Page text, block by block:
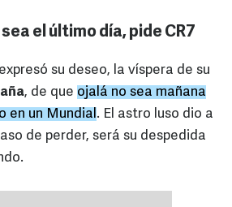
el último día, pide CR7
su deseo, la víspera de su
, de que ojalá no sea mañana
en un Mundial. El astro luso dio a
de perder, será su despedida